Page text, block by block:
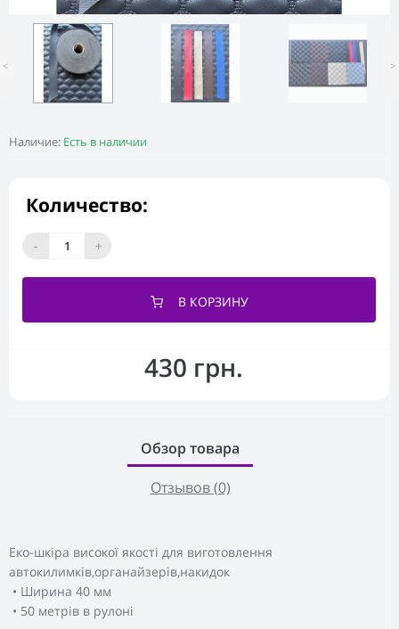
Наличие: Есть в наличии
< >
430 грн.
Количество:
- +
В КОРЗИНУ
Обзор товара
Отзывов (0)
Еко-шкіра високої якості для виготовлення
автокилимків,органайзерів,накидок
• Ширина 40 мм
• 50 метрів в рулоні